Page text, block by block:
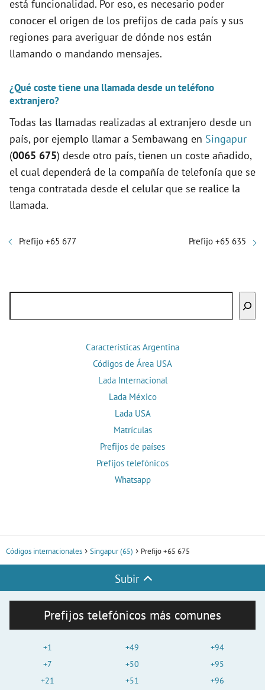
está funcionalidad. Por eso, es necesario poder
conocer el origen de los prefijos de cada país y sus
regiones para averiguar de dónde nos están
llamando o mandando mensajes.
¿Qué coste tiene una llamada desde un teléfono
extranjero?
Todas las llamadas realizadas al extranjero desde un
país, por ejemplo llamar a Sembawang en Singapur
(0065 675) desde otro país, tienen un coste añadido,
el cual dependerá de la compañía de telefonía que se
tenga contratada desde el celular que se realice la
llamada.
Prefijo +65 677 Prefijo +65 635
Características Argentina
Códigos de Área USA
Lada Internacional
Lada México
Lada USA
Matrículas
Prefijos de países
Prefijos telefónicos
Whatsapp
Códigos internacionales Singapur (65) Prefijo +65 675
Subir
Prefijos telefónicos más comunes
+1
+7
+21
+49
+50
+51
+94
+95
+96